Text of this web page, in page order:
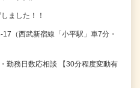
ました！！
（西武新宿線「小平駅」車7分・
勤務日数応相談 【30分程度変動有